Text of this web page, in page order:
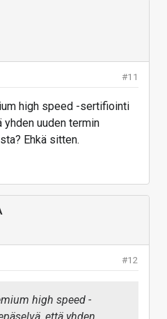
#11
high speed -sertifiointi
uuden termin
Ehkä sitten.
#12
high speed -
että yhden